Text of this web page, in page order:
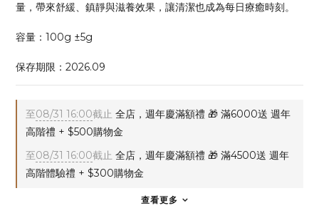
量，帶來舒緩、鎮靜與滋養效果，讓清潔也成為每日療癒時刻。
容量：100g ±5g
保存期限：2026.09
至08/31 16:00截止 全店，週年慶滿額禮 🎁 滿6000送 週年
高階禮 + $500購物金
至08/31 16:00截止 全店，週年慶滿額禮 🎁 滿4500送 週年
高階體驗禮 + $300購物金
查看更多